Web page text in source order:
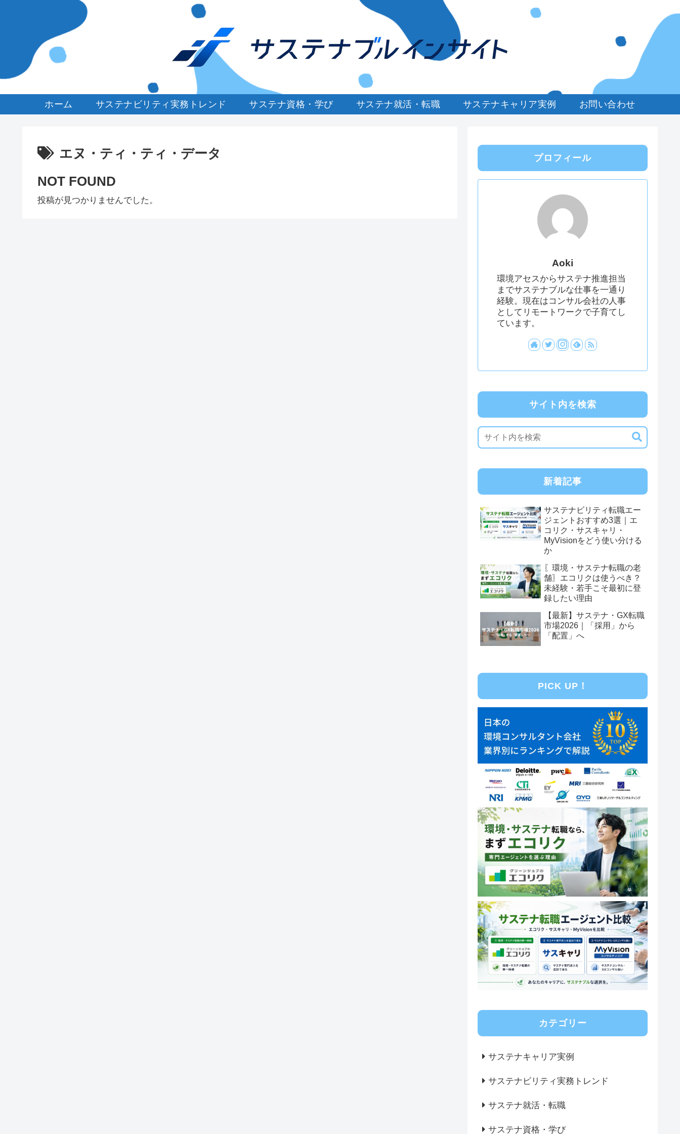
ホーム サステナビリティ実務トレンド サステナ資格・学び サステナ就活・転職 サステナキャリア実例 お問い合わせ
エヌ・ティ・ティ・データ
NOT FOUND
投稿が見つかりませんでした。
プロフィール
Aoki
環境アセスからサステナ推進担当
までサステナブルな仕事を一通り
経験。現在はコンサル会社の人事
としてリモートワークで子育てし
ています。
サイト内を検索
新着記事
サステナビリティ転職エー
ジェントおすすめ3選｜エ
コリク・サスキャリ・
MyVisionをどう使い分ける
か
〖環境・サステナ転職の老
舗〗エコリクは使うべき？
未経験・若手こそ最初に登
録したい理由
【最新】サステナ・GX転職
市場2026｜「採用」から
「配置」へ
PICK UP！
カテゴリー
サステナキャリア実例
サステナビリティ実務トレンド
サステナ就活・転職
サステナ資格・学び